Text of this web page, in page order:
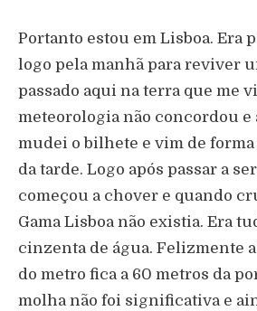
Portanto estou em Lisboa. Era
logo pela manhã para reviver
passado aqui na terra que me
meteorologia não concordou e
mudei o bilhete e vim de forma
da tarde. Logo após passar a
começou a chover e quando
Gama Lisboa não existia. Era
cinzenta de água. Felizmente a
do metro fica a 60 metros da
molha não foi significativa e